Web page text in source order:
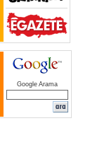
Google Arama